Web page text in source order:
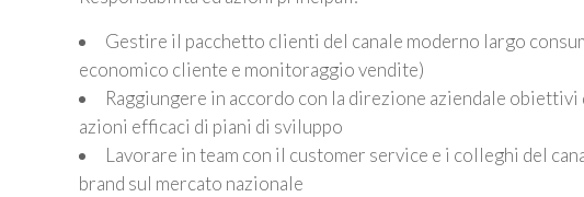
Gestire il pacchetto clienti del canale moderno largo
economico cliente e monitoraggio vendite)
Raggiungere in accordo con la direzione aziendale
azioni efficaci di piani di sviluppo
Lavorare in team con il customer service e i colleghi del
brand sul mercato nazionale